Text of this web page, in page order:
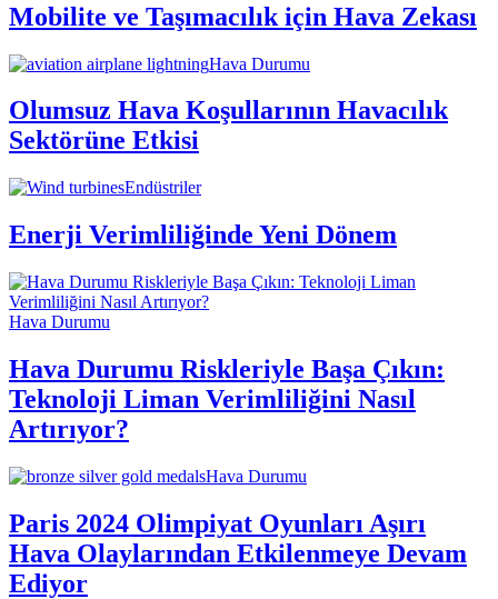
Mobilite ve Taşımacılık için Hava Zekası
Hava Durumu
Olumsuz Hava Koşullarının Havacılık
Sektörüne Etkisi
Endüstriler
Enerji Verimliliğinde Yeni Dönem
Hava Durumu
Hava Durumu Riskleriyle Başa Çıkın:
Teknoloji Liman Verimliliğini Nasıl
Artırıyor?
Hava Durumu
Paris 2024 Olimpiyat Oyunları Aşırı
Hava Olaylarından Etkilenmeye Devam
Ediyor